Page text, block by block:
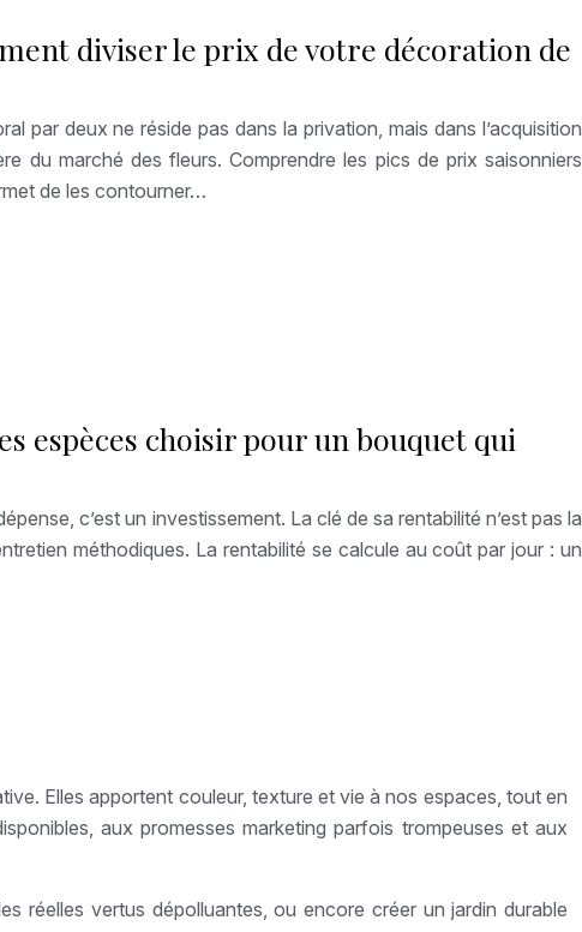
diviser le prix de votre décoration de
par deux ne réside pas dans la privation, mais dans l’acquisition
du marché des fleurs. Comprendre les pics de prix saisonniers
de les contourner…
espèces choisir pour un bouquet qui
c’est un investissement. La clé de sa rentabilité n’est pas la
méthodiques. La rentabilité se calcule au coût par jour : un
Elles apportent couleur, texture et vie à nos espaces, tout en
aux promesses marketing parfois trompeuses et aux
réelles vertus dépolluantes, ou encore créer un jardin durable